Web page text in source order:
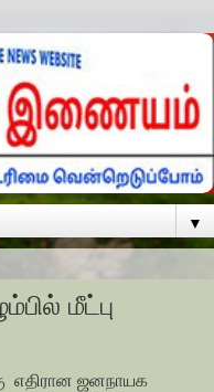
▼
மீட்பு
எதிரான ஜனநாயக